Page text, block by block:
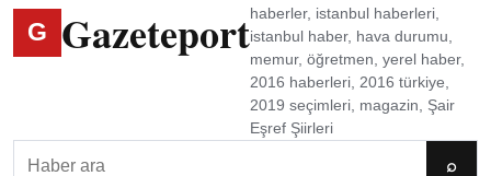
G Gazeteporthaberler, istanbul haberleri,
istanbul haber, hava durumu,
memur, öğretmen, yerel haber,
2016 haberleri, 2016 türkiye,
2019 seçimleri, magazin, Şair
Eşref Şiirleri
⌕